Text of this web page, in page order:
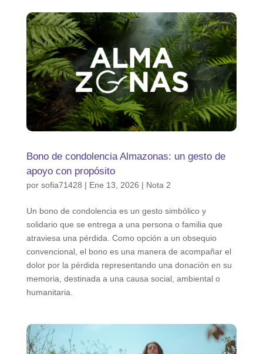
Bono de condolencia Almazonas: un gesto de
apoyo con propósito
por sofia71428 | Ene 13, 2026 | Nota 2
Un bono de condolencia es un gesto simbólico y
solidario que se entrega a una persona o familia que
atraviesa una pérdida. Como opción a un obsequio
convencional, el bono es una manera de acompañar el
dolor por la pérdida representando una donación en su
memoria, destinada a una causa social, ambiental o
humanitaria.